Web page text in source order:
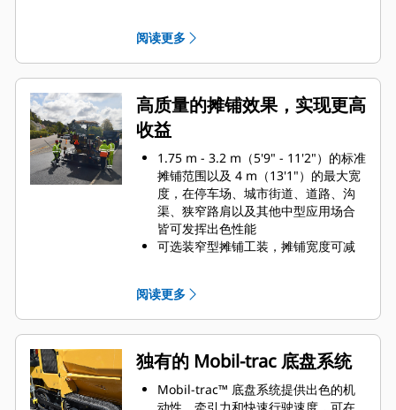
自动行驶功能；螺旋分料器随熨平板
一起提升，避免在运输过程中损坏
一键式料斗控制装置使操作员能够专
注于其他任务
阅读更多
高质量的摊铺效果，实现更高
收益
1.75 m - 3.2 m（5'9" - 11'2"）的标准
摊铺范围以及 4 m（13'1"）的最大宽
度，在停车场、城市街道、道路、沟
渠、狭窄路肩以及其他中型应用场合
皆可发挥出色性能
可选装窄型摊铺工装，摊铺宽度可减
于实现顺畅的物料流
阅读更多
独有的 Mobil-trac 底盘系统
Mobil-trac™ 底盘系统提供出色的机